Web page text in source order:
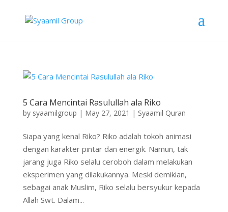
5 Cara Mencintai Rasulullah ala Riko
by syaamilgroup | May 27, 2021 | Syaamil Quran
Siapa yang kenal Riko? Riko adalah tokoh animasi
dengan karakter pintar dan energik. Namun, tak
jarang juga Riko selalu ceroboh dalam melakukan
eksperimen yang dilakukannya. Meski demikian,
sebagai anak Muslim, Riko selalu bersyukur kepada
Allah Swt. Dalam...